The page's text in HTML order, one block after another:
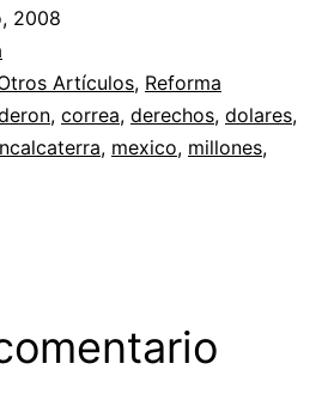
2008
Artículos, Reforma
, correa, derechos, dolares,
, mexico, millones,